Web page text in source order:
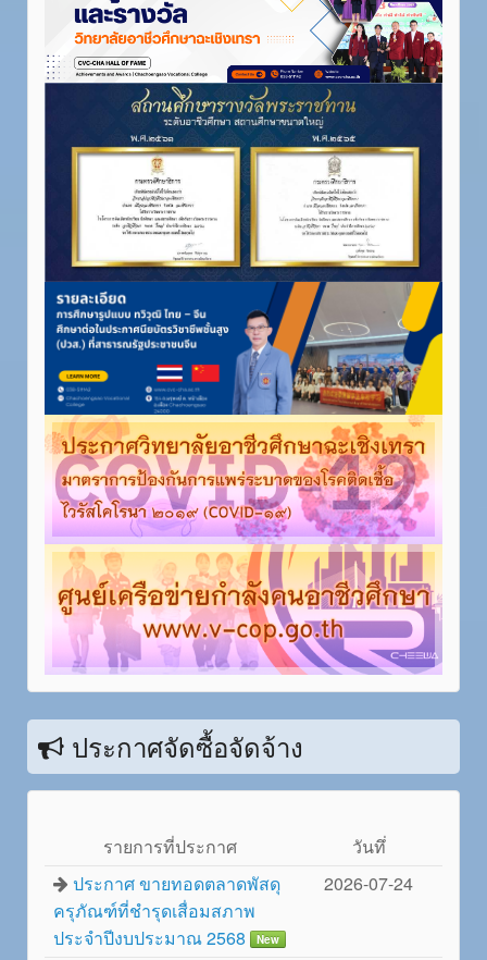
ประกาศจัดซื้อจัดจ้าง
รายการที่ประกาศ
วันทึ่
ประกาศ ขายทอดตลาดพัสดุ
ครุภัณฑ์ที่ชำรุดเสื่อมสภาพ
ประจำปีงบประมาณ 2568
New
2026-07-24